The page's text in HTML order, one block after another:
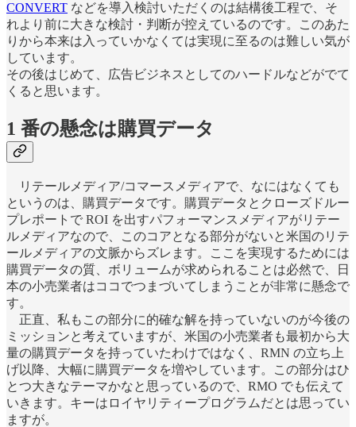
CONVERT などを導入検討いただくのは結構後工程で、そ
れより前に大きな検討・判断が控えているのです。このあた
りから本来は入っていかなくては実現に至るのは難しい気が
しています。
その後はじめて、広告ビジネスとしてのハードルなどがでて
くると思います。
1 番の懸念は購買データ
リテールメディア/コマースメディアで、なにはなくても
というのは、購買データです。購買データとクローズドルー
プレポートで ROI を出すパフォーマンスメディアがリテー
ルメディアなので、このコアとなる部分がないと米国のリテ
ールメディアの文脈からズレます。ここを実現するためには
購買データの質、ボリュームが求められることは必然で、日
本の小売業者はココでつまづいてしまうことが非常に懸念で
す。
正直、私もこの部分に的確な解を持っていないのが今後の
ミッションと考えていますが、米国の小売業者も最初から大
量の購買データを持っていたわけではなく、RMN の立ち上
げ以降、大幅に購買データを増やしています。この部分はひ
とつ大きなテーマかなと思っているので、RMO でも伝えて
いきます。キーはロイヤリティープログラムだとは思ってい
ますが。